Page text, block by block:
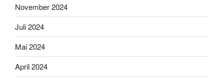
November 2024
Juli 2024
Mai 2024
April 2024